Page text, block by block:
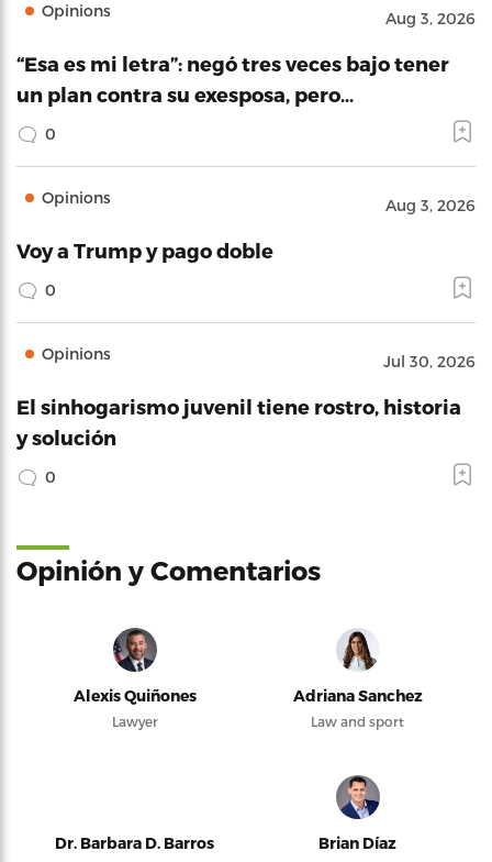
Opinions Aug 3, 2026
“Esa es mi letra”: negó tres veces bajo tener
un plan contra su exesposa, pero…
0
Opinions Aug 3, 2026
Voy a Trump y pago doble
0
Opinions Jul 30, 2026
El sinhogarismo juvenil tiene rostro, historia
y solución
0
Opinión y Comentarios
Alexis Quiñones
Lawyer
Adriana Sanchez
Law and sport
Dr. Barbara D. Barros Brian Díaz